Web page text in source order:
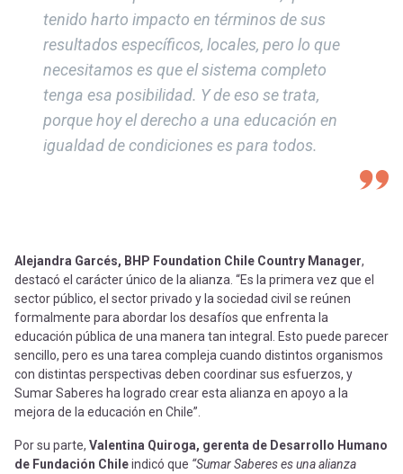
tenido harto impacto en términos de sus
resultados específicos, locales, pero lo que
necesitamos es que el sistema completo
tenga esa posibilidad. Y de eso se trata,
porque hoy el derecho a una educación en
igualdad de condiciones es para todos.
Alejandra Garcés, BHP Foundation Chile Country Manager,
destacó el carácter único de la alianza. “Es la primera vez que el
sector público, el sector privado y la sociedad civil se reúnen
formalmente para abordar los desafíos que enfrenta la
educación pública de una manera tan integral. Esto puede parecer
sencillo, pero es una tarea compleja cuando distintos organismos
con distintas perspectivas deben coordinar sus esfuerzos, y
Sumar Saberes ha logrado crear esta alianza en apoyo a la
mejora de la educación en Chile”.
Por su parte, Valentina Quiroga, gerenta de Desarrollo Humano
de Fundación Chileindicó que “Sumar Saberes es una alianza